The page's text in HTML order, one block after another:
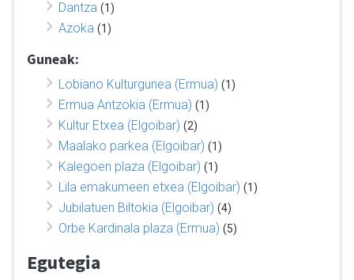
Dantza (1)
Azoka (1)
Guneak:
Lobiano Kulturgunea (Ermua) (1)
Ermua Antzokia (Ermua) (1)
Kultur Etxea (Elgoibar) (2)
Maalako parkea (Elgoibar) (1)
Kalegoen plaza (Elgoibar) (1)
Lila emakumeen etxea (Elgoibar) (1)
Jubilatuen Biltokia (Elgoibar) (4)
Orbe Kardinala plaza (Ermua) (5)
Egutegia